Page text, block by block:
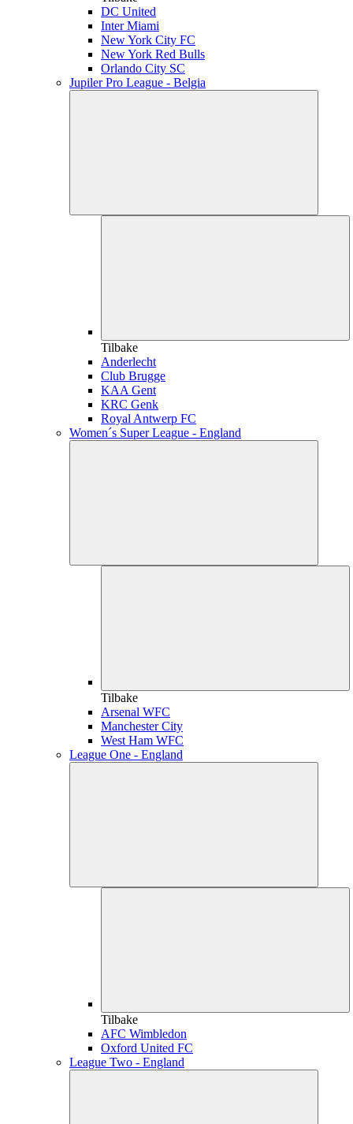
DC United
Inter Miami
New York City FC
New York Red Bulls
Orlando City SC
Jupiler Pro League - Belgia
Tilbake
Anderlecht
Club Brugge
KAA Gent
KRC Genk
Royal Antwerp FC
Women´s Super League - England
Tilbake
Arsenal WFC
Manchester City
West Ham WFC
League One - England
Tilbake
AFC Wimbledon
Oxford United FC
League Two - England